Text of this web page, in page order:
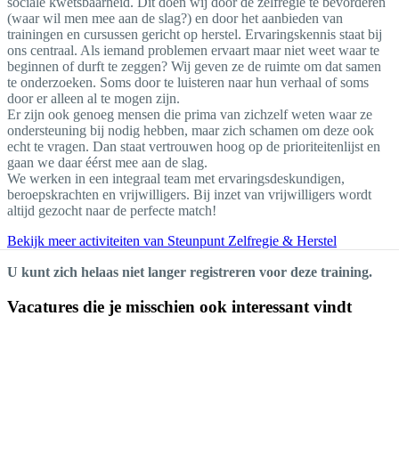
(waar wil men mee aan de slag?) en door het aanbieden van
trainingen en cursussen gericht op herstel. Ervaringskennis staat bij
ons centraal. Als iemand problemen ervaart maar niet weet waar te
beginnen of durft te zeggen? Wij geven ze de ruimte om dat samen
te onderzoeken. Soms door te luisteren naar hun verhaal of soms
door er alleen al te mogen zijn.
Er zijn ook genoeg mensen die prima van zichzelf weten waar ze
ondersteuning bij nodig hebben, maar zich schamen om deze ook
echt te vragen. Dan staat vertrouwen hoog op de prioriteitenlijst en
gaan we daar éérst mee aan de slag.
We werken in een integraal team met ervaringsdeskundigen,
beroepskrachten en vrijwilligers. Bij inzet van vrijwilligers wordt
altijd gezocht naar de perfecte match!
Bekijk meer activiteiten van Steunpunt Zelfregie & Herstel
U kunt zich helaas niet langer registreren voor deze training.
Vacatures die je misschien ook interessant vindt